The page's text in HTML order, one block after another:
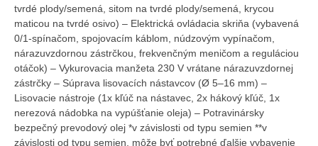
tvrdé plody/semená, sitom na tvrdé plody/semená, krycou
maticou na tvrdé osivo) – Elektrická ovládacia skriňa (vybavená
0/1-spínačom, spojovacím káblom, núdzovým vypínačom,
nárazuvzdornou zástrčkou, frekvenčným meničom a reguláciou
otáčok) – Vykurovacia manžeta 230 V vrátane nárazuvzdornej
zástrčky – Súprava lisovacích nástavcov (Ø 5–16 mm) –
Lisovacie nástroje (1x kľúč na nástavec, 2x hákový kľúč, 1x
nerezová nádobka na vypúšťanie oleja) – Potravinársky
bezpečný prevodový olej *v závislosti od typu semien **v
závislosti od typu semien, môže byť potrebné ďalšie vybavenie